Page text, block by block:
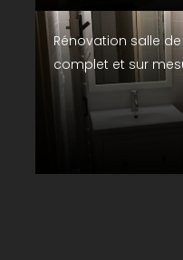
Rénovation salle
complet et sur